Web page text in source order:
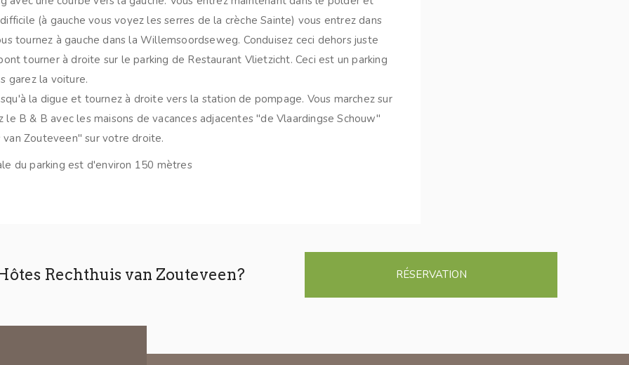
(à gauche vous voyez les serres de la crèche Sainte) vous entrez dans
tournez à gauche dans la Willemsoordseweg. Conduisez ceci dehors juste
tourner à droite sur le parking de Restaurant Vlietzicht. Ceci est un parking
garez la voiture.
la digue et tournez à droite vers la station de pompage. Vous marchez sur
B & B avec les maisons de vacances adjacentes "de Vlaardingse Schouw"
Zouteveen" sur votre droite.
du parking est d'environ 150 mètres
Rechthuis van Zouteveen? RÉSERVATION